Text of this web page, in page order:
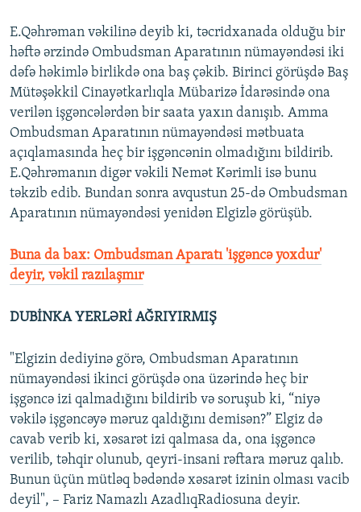
E.Qəhrəman vəkilinə deyib ki, təcridxanada olduğu bir
həftə ərzində Ombudsman Aparatının nümayəndəsi iki
dəfə həkimlə birlikdə ona baş çəkib. Birinci görüşdə Baş
Mütəşəkkil Cinayətkarlıqla Mübarizə İdarəsində ona
verilən işgəncələrdən bir saata yaxın danışıb. Amma
Ombudsman Aparatının nümayəndəsi mətbuata
açıqlamasında heç bir işgəncənin olmadığını bildirib.
E.Qəhrəmanın digər vəkili Nemət Kərimli isə bunu
təkzib edib. Bundan sonra avqustun 25-də Ombudsman
Aparatının nümayəndəsi yenidən Elgizlə görüşüb.
Buna da bax: Ombudsman Aparatı 'işgəncə yoxdur'
deyir, vəkil razılaşmır
DUBİNKA YERLƏRİ AĞRIYIRMIŞ
"Elgizin dediyinə görə, Ombudsman Aparatının
nümayəndəsi ikinci görüşdə ona üzərində heç bir
işgəncə izi qalmadığını bildirib və soruşub ki, “niyə
vəkilə işgəncəyə məruz qaldığını demisən?” Elgiz də
cavab verib ki, xəsarət izi qalmasa da, ona işgəncə
verilib, təhqir olunub, qeyri-insani rəftara məruz qalıb.
Bunun üçün mütləq bədəndə xəsarət izinin olması vacib
deyil", – Fariz Namazlı AzadlıqRadiosuna deyir.